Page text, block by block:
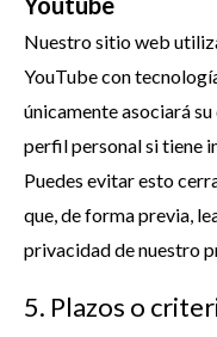
Nuestro sitio web
YouTube con
únicamente asociará
perfil personal si tiene
Puedes evitar esto
que, de forma previa,
privacidad de nuestro
5. Plazos o